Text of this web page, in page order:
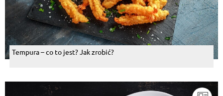
Tempura – co to jest? Jak zrobić?